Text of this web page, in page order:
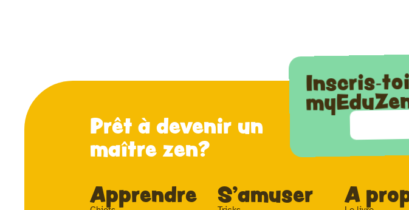
Prêt à devenir un
maître zen?
Inscris-
Apprendre S'amuser A